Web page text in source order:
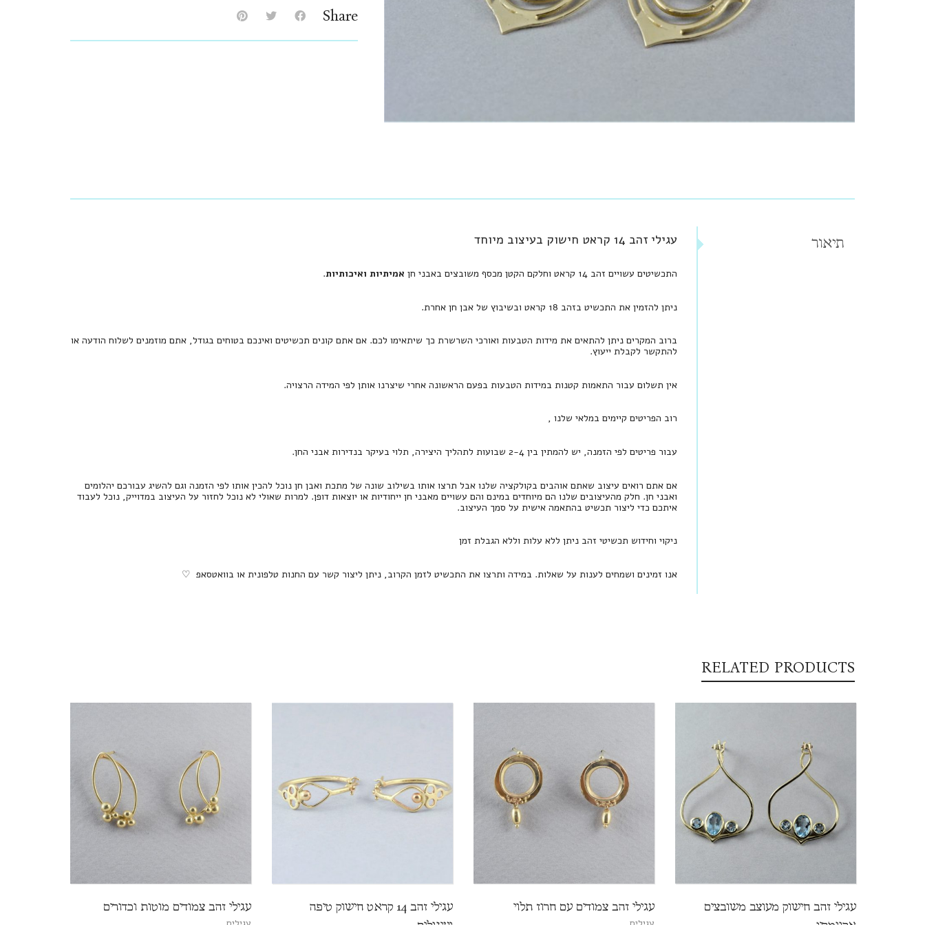
Share
תיאור עגילי זהב 14 קראט חישוק בעיצוב מיוחד
התכשיטים עשויים זהב 14 קראט וחלקם הקטן מכסף משובצים באבני חן אמיתיות ואיכותיות.
ניתן להזמין את התכשיט בזהב 18 קראט ובשיבוץ של אבן חן אחרת.
ברוב המקרים ניתן להתאים את מידות הטבעות ואורכי השרשרת כך שיתאימו לכם. אם אתם קונים תכשיטים ואינכם בטוחים בגודל, אתם מוזמנים לשלוח הודעה או
להתקשר לקבלת ייעוץ.
אין תשלום עבור התאמות קטנות במידות הטבעות בפעם הראשונה אחרי שיצרנו אותן לפי המידה הרצויה.
רוב הפריטים קיימים במלאי שלנו ,
עבור פריטים לפי הזמנה, יש להמתין בין 2-4 שבועות לתהליך היצירה, תלוי בעיקר בנדירות אבני החן.
אם אתם רואים עיצוב שאתם אוהבים בקולקציה שלנו אבל תרצו אותו בשילוב שונה של מתכת ואבן חן נוכל להכין אותו לפי הזמנה וגם להשיג עבורכם יהלומים
ואבני חן. חלק מהעיצובים שלנו הם מיוחדים במינם והם עשויים מאבני חן ייחודיות או יוצאות דופן. למרות שאולי לא נוכל לחזור על העיצוב במדוייק, נוכל לעבוד
איתכם כדי ליצור תכשיט בהתאמה אישית על סמך העיצוב.
ניקוי וחידוש תכשיטי זהב ניתן ללא עלות וללא הגבלת זמן
אנו זמינים ושמחים לענות על שאלות. במידה ותרצו את התכשיט לזמן הקרוב, ניתן ליצור קשר עם החנות טלפונית או בוואטסאפ ♡
RELATED PRODUCTS
עגילי זהב צמודים מוטות וכדורים
עגילי זהב 14 קראט חישוק טיפה
עגילי זהב צמודים עם חרוז תלוי
עגילי זהב חישוק מעוצב משובצים